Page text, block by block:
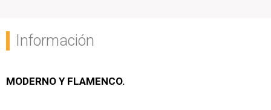
Información
MODERNO Y FLAMENCO.